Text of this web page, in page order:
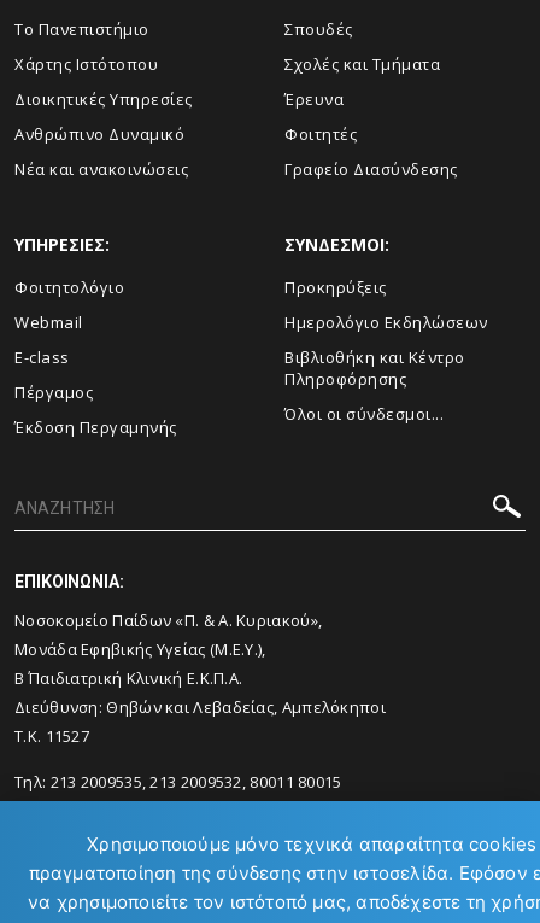
Το Πανεπιστήμιο
Χάρτης Ιστότοπου
Διοικητικές Υπηρεσίες
Ανθρώπινο Δυναμικό
Νέα και ανακοινώσεις
Σπουδές
Σχολές και Τμήματα
Έρευνα
Φοιτητές
Γραφείο Διασύνδεσης
ΥΠΗΡΕΣΙΕΣ:
Φοιτητολόγιο
Webmail
E-class
Πέργαμος
Έκδοση Περγαμηνής
ΣΥΝΔΕΣΜΟΙ:
Προκηρύξεις
Ημερολόγιο Εκδηλώσεων
Βιβλιοθήκη και Κέντρο
Πληροφόρησης
Όλοι οι σύνδεσμοι...
ΕΠΙΚΟΙΝΩΝΙΑ:
Νοσοκομείο Παίδων «Π. & Α. Κυριακού»,
Μονάδα Εφηβικής Υγείας (Μ.Ε.Υ.),
Β΄ Παιδιατρική Κλινική Ε.Κ.Π.Α.
Διεύθυνση: Θηβών και Λεβαδείας, Αμπελόκηποι
Τ.Κ. 11527
Τηλ: 213 2009535, 213 2009532, 80011 80015
Χρησιμοποιούμε μόνο τεχνικά απαραίτητα cookies
πραγματοποίηση της σύνδεσης στην ιστοσελίδα. Εφόσον
να χρησιμοποιείτε τον ιστότοπό μας, αποδέχεστε τη